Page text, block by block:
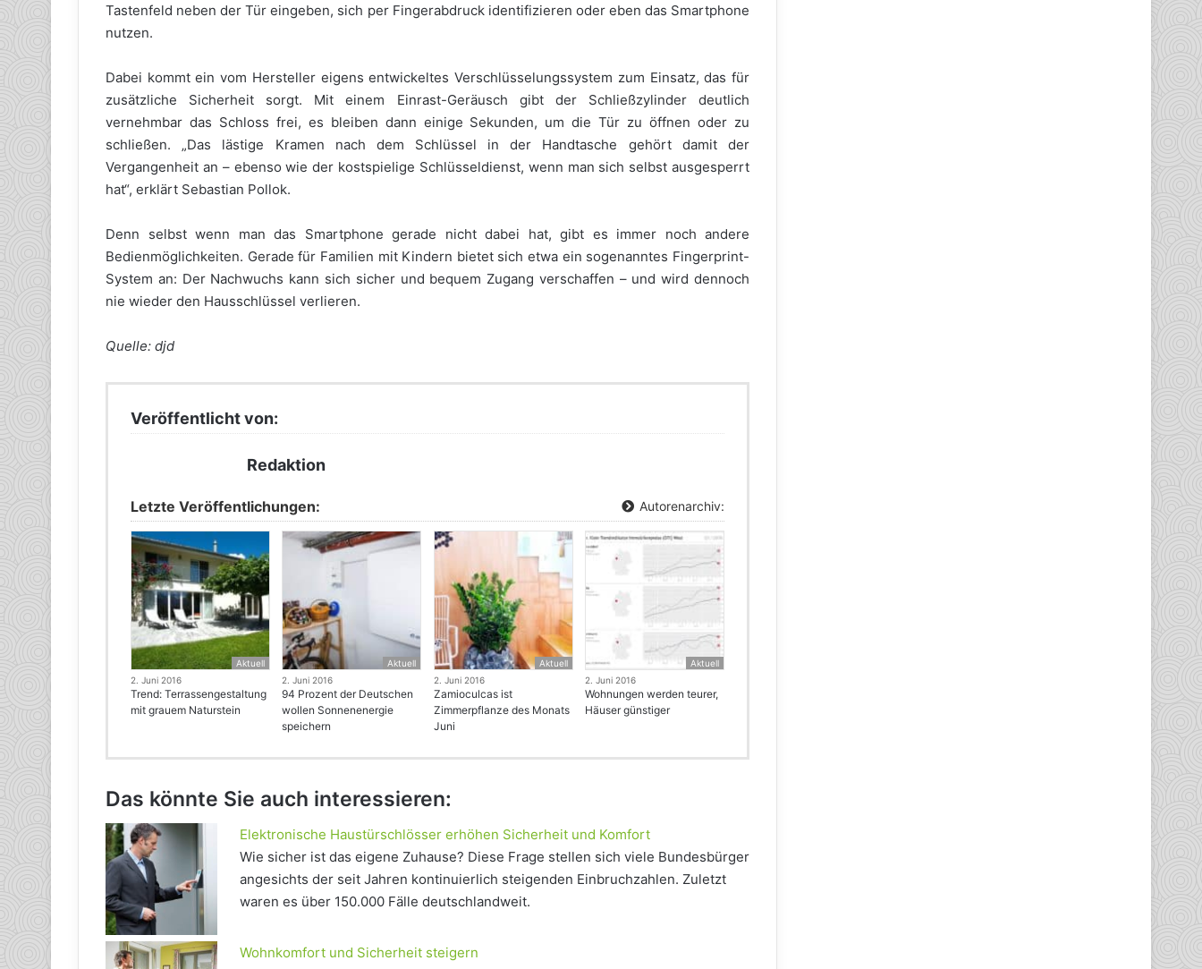
Tastenfeld neben der Tür eingeben, sich per Fingerabdruck identifizieren oder eben das Smartphone
nutzen.
Dabei kommt ein vom Hersteller eigens entwickeltes Verschlüsselungssystem zum Einsatz, das für
zusätzliche Sicherheit sorgt. Mit einem Einrast-Geräusch gibt der Schließzylinder deutlich
vernehmbar das Schloss frei, es bleiben dann einige Sekunden, um die Tür zu öffnen oder zu
schließen. „Das lästige Kramen nach dem Schlüssel in der Handtasche gehört damit der
Vergangenheit an – ebenso wie der kostspielige Schlüsseldienst, wenn man sich selbst ausgesperrt
hat“, erklärt Sebastian Pollok.
Denn selbst wenn man das Smartphone gerade nicht dabei hat, gibt es immer noch andere
Bedienmöglichkeiten. Gerade für Familien mit Kindern bietet sich etwa ein sogenanntes Fingerprint-
System an: Der Nachwuchs kann sich sicher und bequem Zugang verschaffen – und wird dennoch
nie wieder den Hausschlüssel verlieren.
Quelle: djd
Veröffentlicht von:
Redaktion
Letzte Veröffentlichungen: Autorenarchiv:
Aktuell
2. Juni 2016
Trend: Terrassengestaltung
mit grauem Naturstein
Aktuell
2. Juni 2016
94 Prozent der Deutschen
wollen Sonnenenergie
speichern
Aktuell
2. Juni 2016
Zamioculcas ist
Zimmerpflanze des Monats
Juni
Aktuell
2. Juni 2016
Wohnungen werden teurer,
Häuser günstiger
Das könnte Sie auch interessieren:
Elektronische Haustürschlösser erhöhen Sicherheit und Komfort
Wie sicher ist das eigene Zuhause? Diese Frage stellen sich viele Bundesbürger
angesichts der seit Jahren kontinuierlich steigenden Einbruchzahlen. Zuletzt
waren es über 150.000 Fälle deutschlandweit.
Wohnkomfort und Sicherheit steigern